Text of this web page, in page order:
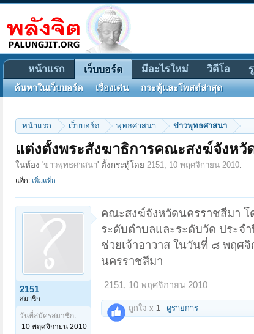
หน้าแรก เว็บบอร์ด พุทธศาสนา ข่าวพุทธศาสนา
แต่งตั้งพระสังฆาธิการคณะสงฆ์จังหวั
ในห้อง 'ข่าวพุทธศาสนา' ตั้งกระทู้โดย 2151, 10 พฤศจิกายน 2010.
แท็ก: เพิ่มแท็ก
2151
สมาชิก
วันที่สมัครสมาชิก:
10 พฤศจิกายน 2010
คณะสงฆ์จังหวัดนครราชสีมา โ
ระดับตำบลและระดับวัด ประจ
ช่วยเจ้าอาวาส ในวันที่ ๘ พฤศ
นครราชสีมา
2151, 10 พฤศจิกายน 2010
ถูกใจ x 1 ดูรายการ
หน้าแรก เว็บบอร์ด
ค้นหาในเว็บบอร์ด เรื่องเด่น กระทู้และโพสต์ล่าสุด
มีอะไรใหม่ วิดีโอ